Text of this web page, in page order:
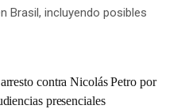
Brasil, incluyendo posibles
contra Nicolás Petro por
presenciales